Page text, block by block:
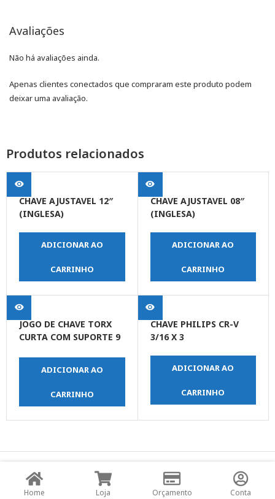
Avaliações
Não há avaliações ainda.
Apenas clientes conectados que compraram este produto podem
deixar uma avaliação.
Produtos relacionados
CHAVE AJUSTAVEL 12″
(INGLESA)
ADICIONAR AO
CARRINHO
CHAVE AJUSTAVEL 08″
(INGLESA)
ADICIONAR AO
CARRINHO
JOGO DE CHAVE TORX
CURTA COM SUPORTE 9
ADICIONAR AO
CARRINHO
CHAVE PHILIPS CR-V
3/16 X 3
ADICIONAR AO
CARRINHO
© Copyright JPrime Ferramentas - Todos os Direitos
Reservados - Desenvolvido por UNO Studio Digital.
Home Loja Orçamento Conta